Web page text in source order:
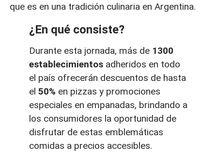
que es en una tradición culinaria en Argentina.
¿En qué consiste?
Durante esta jornada, más de 1300
establecimientos adheridos en todo
el país ofrecerán descuentos de hasta
el 50% en pizzas y promociones
especiales en empanadas, brindando a
los consumidores la oportunidad de
disfrutar de estas emblemáticas
comidas a precios accesibles.